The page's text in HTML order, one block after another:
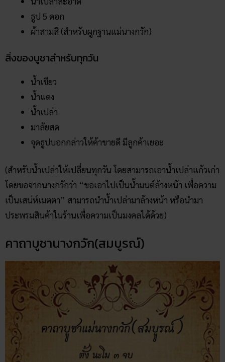
ธูป 5 ดอก
ผ้าสามสี (สำหรับผูกฐานแม่นางกวัก)
สิ่งของบูชาสำหรับทุกวัน
น้ำเขียว
น้ำแดง
น้ำเปล่า
มาลัยสด
จุดธูปบอกกล่าวให้ค้าขายดี มีลูกค้าเยอะ
(สำหรับน้ำเปล่าให้เปลี่ยนทุกวัน โดยสามารถเอาน้ำเปล่าแก้วเก่า
โดยขอจากนางกวักว่า “ขอเอาไปเป็นน้ำมนต์ล้างหน้า เพื่อความ
เป็นเสน่ห์เมตตา” สามารถนำน้ำเปล่ามาล้างหน้า หรือนำมา
ประพรมสินค้าในร้านเพื่อความเป็นมงคลได้ด้วย)
คาถาบูชานางกวัก(สมบูรณ์)